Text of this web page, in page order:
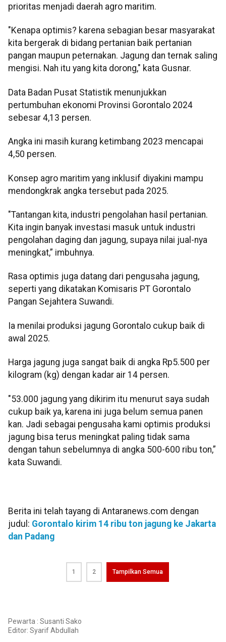
prioritas menjadi daerah agro maritim.
"Kenapa optimis? karena sebagian besar masyarakat
kita bergerak di bidang pertanian baik pertanian
pangan maupun peternakan. Jagung dan ternak saling
mengisi. Nah itu yang kita dorong," kata Gusnar.
Data Badan Pusat Statistik menunjukkan
pertumbuhan ekonomi Provinsi Gorontalo 2024
sebesar 4,13 persen.
Angka ini masih kurang ketimbang 2023 mencapai
4,50 persen.
Konsep agro maritim yang inklusif diyakini mampu
mendongkrak angka tersebut pada 2025.
"Tantangan kita, industri pengolahan hasil pertanian.
Kita ingin banyak investasi masuk untuk industri
pengolahan daging dan jagung, supaya nilai jual-nya
meningkat,” imbuhnya.
Rasa optimis juga datang dari pengusaha jagung,
seperti yang dikatakan Komisaris PT Gorontalo
Pangan Sejahtera Suwandi.
Ia menilai produksi jagung Gorontalo cukup baik di
awal 2025.
Harga jagung juga sangat baik di angka Rp5.500 per
kilogram (kg) dengan kadar air 14 persen.
"53.000 jagung yang dikirim itu menurut saya sudah
cukup baik ya, karena ini juga belum semua panen
kan. Jadi sebagai pengusaha kami optimis produksi
jagung bisa terus meningkat paling tidak sama
dengan tahun sebelumnya di angka 500-600 ribu ton,”
kata Suwandi.
Berita ini telah tayang di Antaranews.com dengan
judul: Gorontalo kirim 14 ribu ton jagung ke Jakarta
dan Padang
1 2 Tampilkan Semua
Pewarta : Susanti Sako
Editor: Syarif Abdullah